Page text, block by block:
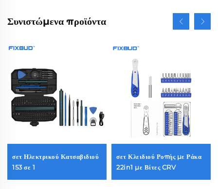
Συνιστώμενα προϊόντα
σετ Ηλεκτρικού Κατσαβιδιού
153 σε 1
σετ Κλειδιού Ροπής με Ράκα
22in1 με Βίτες CRV